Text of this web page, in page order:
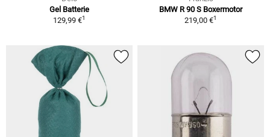
Gel Batterie
129,99 €1
BMW R 90 S Boxermotor
219,00 €1